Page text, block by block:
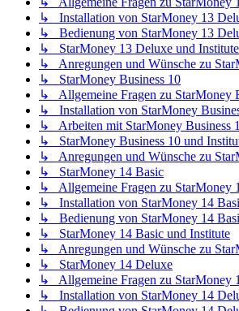
↳ Installation von StarMoney 13
↳ Bedienung von StarMoney 13
↳ StarMoney 13 Deluxe und Institute
↳ Anregungen und Wünsche zu
↳ StarMoney Business 10
↳ Allgemeine Fragen zu StarMoney
↳ Installation von StarMoney
↳ Arbeiten mit StarMoney Business
↳ StarMoney Business 10 und
↳ Anregungen und Wünsche zu
↳ StarMoney 14 Basic
↳ Allgemeine Fragen zu StarMoney
↳ Installation von StarMoney 14
↳ Bedienung von StarMoney 14
↳ StarMoney 14 Basic und Institute
↳ Anregungen und Wünsche zu
↳ StarMoney 14 Deluxe
↳ Allgemeine Fragen zu StarMoney
↳ Installation von StarMoney 14